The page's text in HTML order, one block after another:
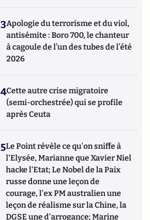
3Apologie du terrorisme et du viol,
antisémite : Boro 700, le chanteur
à cagoule de l’un des tubes de l’été
2026
4Cette autre crise migratoire
(semi-orchestrée) qui se profile
après Ceuta
5Le Point révèle ce qu'on sniffe à
l'Elysée, Marianne que Xavier Niel
hacke l'Etat; Le Nobel de la Paix
russe donne une leçon de
courage, l'ex PM australien une
leçon de réalisme sur la Chine, la
DGSE une d'arrogance; Marine